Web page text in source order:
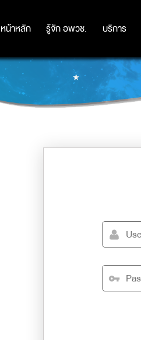
หน้าหลัก รู้จัก อพวช. บริการ
หน้าหลัก รู้จัก อพวช. บริการ